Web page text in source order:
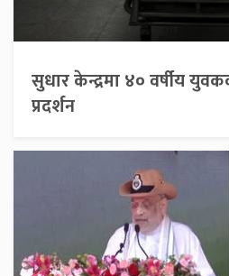
सुधार केन्द्रमा ४० वर्षीय
प्रदर्शन